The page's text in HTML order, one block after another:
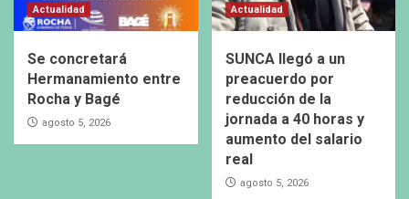
Actualidad
Se concretará
Hermanamiento entre
Rocha y Bagé
agosto 5, 2026
Actualidad
SUNCA llegó a un
preacuerdo por
reducción de la
jornada a 40 horas y
aumento del salario
real
agosto 5, 2026